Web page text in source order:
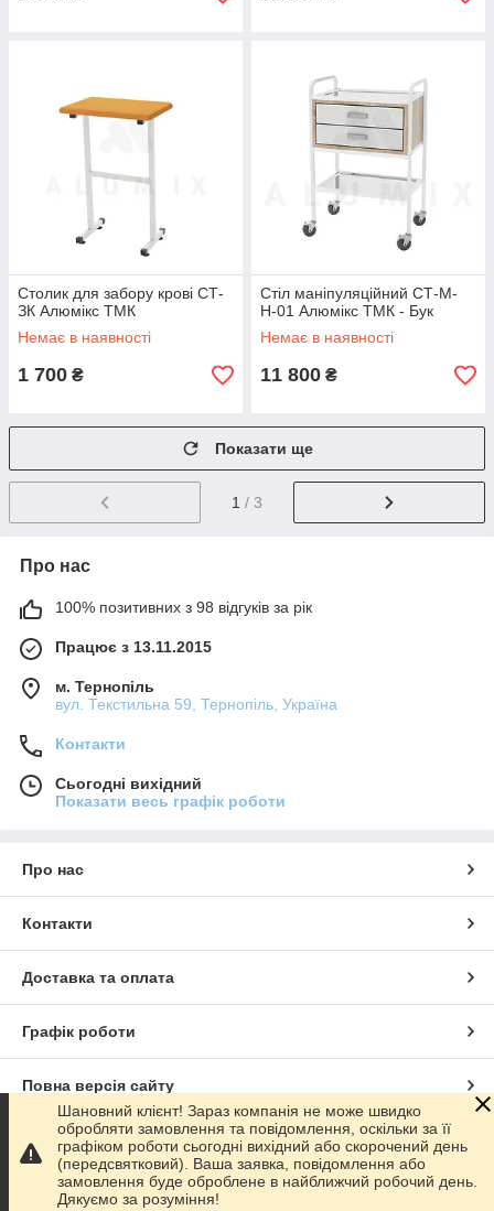
Столик для забору крові СТ-
ЗК Алюмікс ТМК
Немає в наявності
1 700 ₴
Стіл маніпуляційний СТ-М-
Н-01 Алюмікс ТМК - Бук
Немає в наявності
11 800 ₴
Показати ще
1 / 3
Про нас
100% позитивних з 98 відгуків за рік
Працює з 13.11.2015
м. Тернопіль
вул. Текстильна 59, Тернопіль, Україна
Контакти
Сьогодні вихідний
Показати весь графік роботи
Про нас
Контакти
Доставка та оплата
Графік роботи
Повна версія сайту
Сайт створено на маркетплейсіProm.ua
Політика конфіденційності
Шановний клієнт! Зараз компанія не може швидко
обробляти замовлення та повідомлення, оскільки за її
графіком роботи сьогодні вихідний або скорочений день
(передсвятковий). Ваша заявка, повідомлення або
замовлення буде оброблене в найближчий робочий день.
Дякуємо за розуміння!